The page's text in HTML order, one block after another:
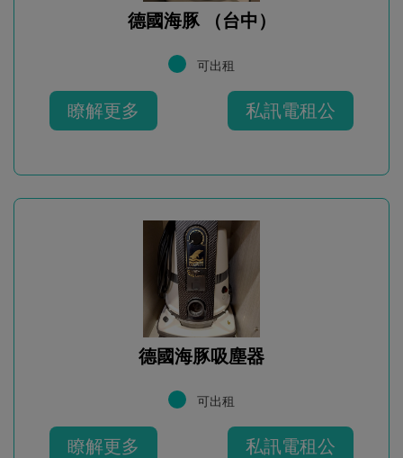
德國海豚 （台中）
可出租
瞭解更多 私訊電租公
德國海豚吸塵器
可出租
瞭解更多 私訊電租公